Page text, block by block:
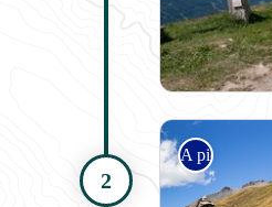
A pied